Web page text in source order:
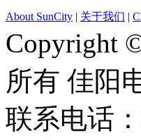
About SunCity | 关于我们 |
Copyright
所有 佳阳
联系电话